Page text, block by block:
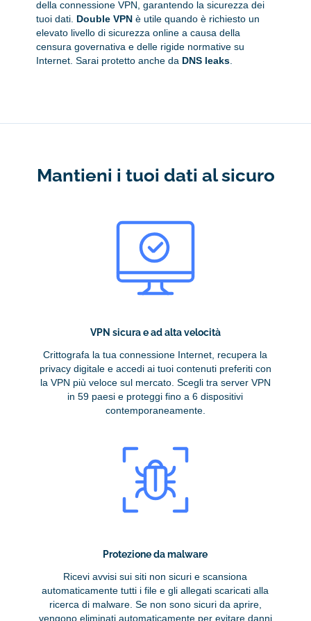
della connessione VPN, garantendo la sicurezza dei
tuoi dati. Double VPN è utile quando è richiesto un
elevato livello di sicurezza online a causa della
censura governativa e delle rigide normative su
Internet. Sarai protetto anche da DNS leaks
Mantieni i tuoi dati al sicuro
VPN sicura e ad alta velocità
Crittografa la tua connessione Internet, recupera la
privacy digitale e accedi ai tuoi contenuti preferiti con
la VPN più veloce sul mercato. Scegli tra server VPN
in 59 paesi e proteggi fino a 6 dispositivi
contemporaneamente.
Protezione da malware
Ricevi avvisi sui siti non sicuri e scansiona
automaticamente tutti i file e gli allegati scaricati alla
ricerca di malware. Se non sono sicuri da aprire,
vengono eliminati automaticamente per evitare danni